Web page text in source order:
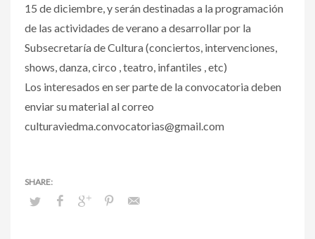
15 de diciembre, y serán destinadas a la programación
de las actividades de verano a desarrollar por la
Subsecretaría de Cultura (conciertos, intervenciones,
shows, danza, circo , teatro, infantiles , etc)
Los interesados en ser parte de la convocatoria deben
enviar su material al correo
culturaviedma.convocatorias@gmail.com